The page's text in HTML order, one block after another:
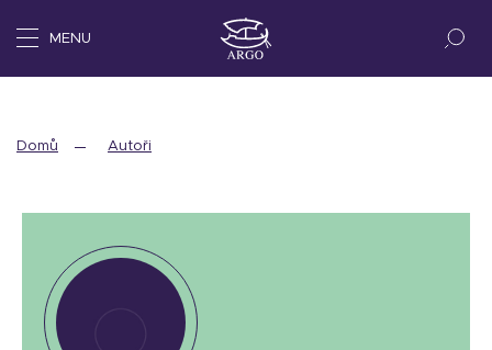
MENU
Domů Autoři